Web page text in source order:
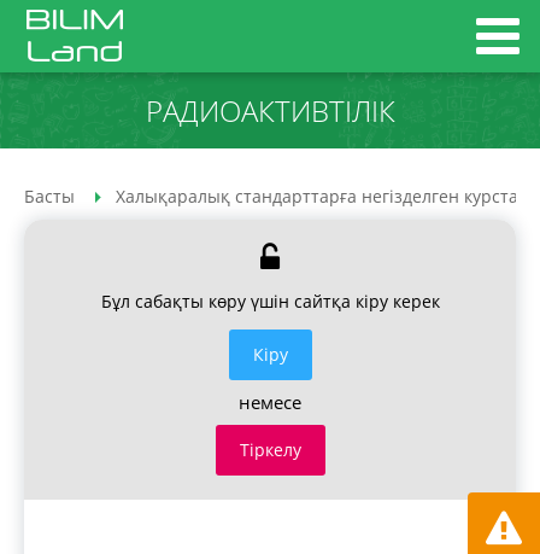
РАДИОАКТИВТІЛІК
Басты Халықаралық стандарттарға негізделген курстар
Бұл сабақты көру үшін сайтқа кіру керек
Кiру
немесе
Тіркелу